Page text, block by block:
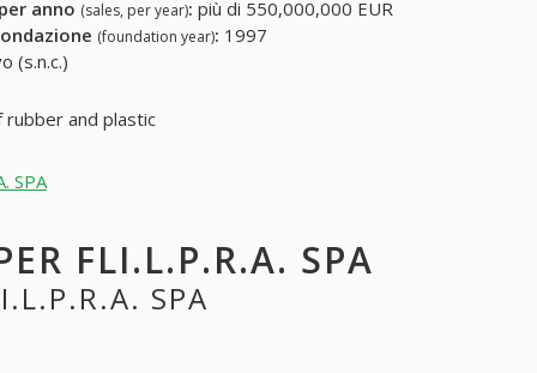
anno (sales, per year): più di 550,000,000 EUR
(foundation year): 1997
(s.n.c.)
rubber and plastic
SPA
FLI.L.P.R.A. SPA
SPA